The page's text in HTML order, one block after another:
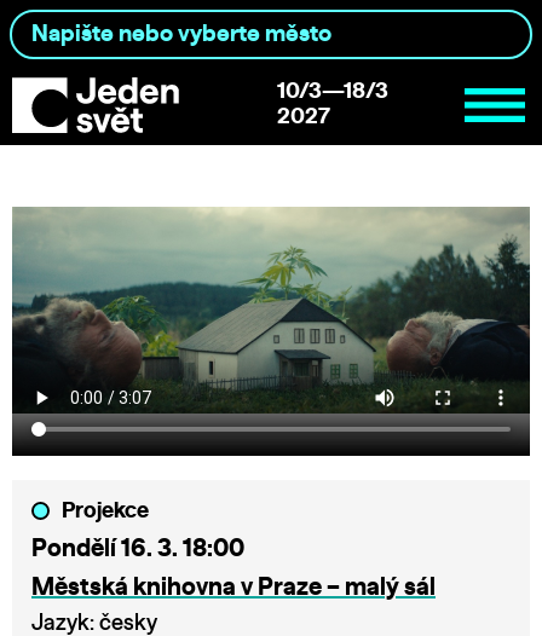
10/3—18/3
2027
Projekce
Pondělí 16. 3. 18:00
Městská knihovna v Praze – malý sál
Jazyk: česky